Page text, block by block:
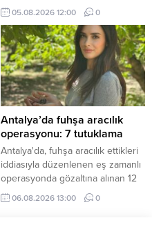
cepheyle karşı karşıya. Brüksel
artık Çin'den gelen ürünler kadar,
Çinli şirketlerin Türkiye ve Fas'ta
kurduğu üretim tesislerinde de
endişe duyuyor.
05.08.2026 12:00 0
Antalya’da fuhşa aracılık
operasyonu: 7 tutuklama
Antalya'da, fuhşa aracılık ettikleri
iddiasıyla düzenlenen eş zamanlı
operasyonda gözaltına alınan 12
şüpheliden 7’si tutuklandı, 4’ü adli
kontrol şartıyla, 1'i savcılıktan
06.08.2026 13:00 0